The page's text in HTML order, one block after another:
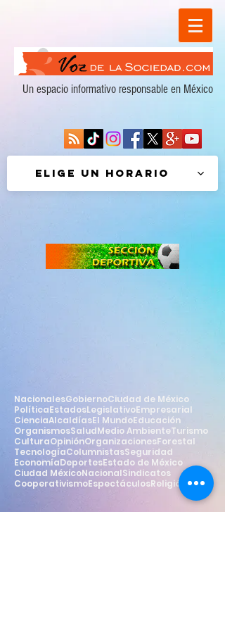
Un espacio informativo responsable en México
Elige un horario
NacionalesGobiernoCiudad de México
PolíticaEstadosLegislativoEmpresarial
CienciaAlcaldíasEl MundoEducación
OrganismosSaludMedio AmbienteTurismo
CulturaOpiniónOrganizacionesForestal
TecnologíaColumnistasSeguridad
EconomíaDeportesEstado de México
Ciudad MéxicoNacionalSindicatos
CooperativismoEspectáculosReligión Estilo